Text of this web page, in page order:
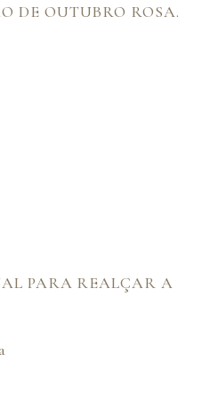
DE OUTUBRO ROSA.
PARA REALÇAR A